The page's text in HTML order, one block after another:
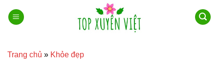
qua
Trang chủ » Khỏe đẹp